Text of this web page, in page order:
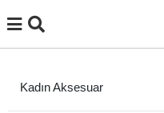
Kadın Aksesuar